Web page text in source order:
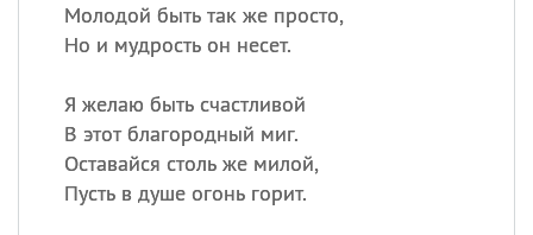
Молодой быть так же просто,
Но и мудрость он несет.
Я желаю быть счастливой
В этот благородный миг.
Оставайся столь же милой,
Пусть в душе огонь горит.